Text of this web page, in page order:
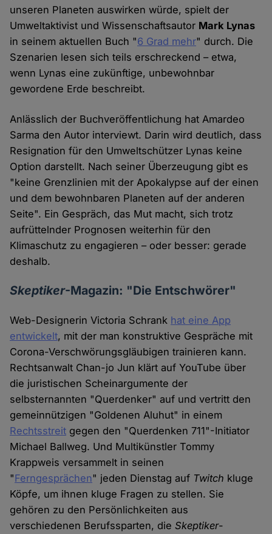
unseren Planeten auswirken würde, spielt der
Umweltaktivist und Wissenschaftsautor Mark Lynas
in seinem aktuellen Buch "6 Grad mehr" durch. Die
Szenarien lesen sich teils erschreckend – etwa,
wenn Lynas eine zukünftige, unbewohnbar
gewordene Erde beschreibt.
Anlässlich der Buchveröffentlichung hat Amardeo
Sarma den Autor interviewt. Darin wird deutlich, dass
Resignation für den Umweltschützer Lynas keine
Option darstellt. Nach seiner Überzeugung gibt es
"keine Grenzlinien mit der Apokalypse auf der einen
und dem bewohnbaren Planeten auf der anderen
Seite". Ein Gespräch, das Mut macht, sich trotz
aufrüttelnder Prognosen weiterhin für den
Klimaschutz zu engagieren – oder besser: gerade
deshalb.
Skeptiker-Magazin: "Die Entschwörer"
Web-Designerin Victoria Schrank hat eine App
entwickelt, mit der man konstruktive Gespräche mit
Corona-Verschwörungsgläubigen trainieren kann.
Rechtsanwalt Chan-jo Jun klärt auf YouTube über
die juristischen Scheinargumente der
selbsternannten "Querdenker" auf und vertritt den
gemeinnützigen "Goldenen Aluhut" in einem
Rechtsstreit gegen den "Querdenken 711"-Initiator
Michael Ballweg. Und Multikünstler Tommy
Krappweis versammelt in seinen
"Ferngesprächen" jeden Dienstag auf Twitch kluge
Köpfe, um ihnen kluge Fragen zu stellen. Sie
gehören zu den Persönlichkeiten aus
verschiedenen Berufssparten, dieSkeptiker-